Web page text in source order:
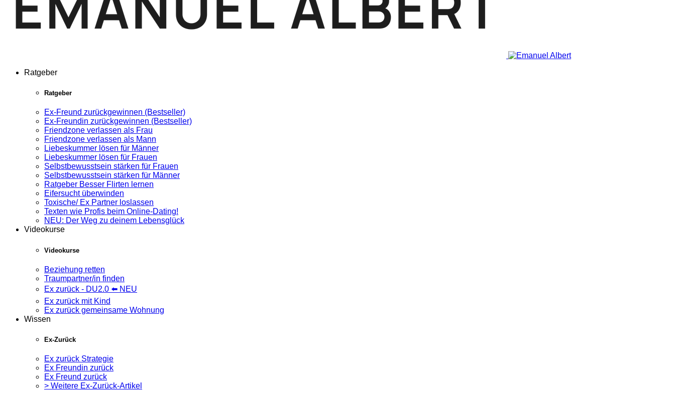
Ratgeber
Ratgeber
Ex-Freund zurückgewinnen (Bestseller)
Ex-Freundin zurückgewinnen (Bestseller)
Friendzone verlassen als Frau
Friendzone verlassen als Mann
Liebeskummer lösen für Männer
Liebeskummer lösen für Frauen
Selbstbewusstsein stärken für Frauen
Selbstbewusstsein stärken für Männer
Ratgeber Besser Flirten lernen
Eifersucht überwinden
Toxische/ Ex Partner loslassen
Texten wie Profis beim Online-Dating!
NEU: Der Weg zu deinem Lebensglück
Videokurse
Videokurse
Beziehung retten
Traumpartner/in finden
Ex zurück - DU2.0 ⬅️ NEU
Ex zurück mit Kind
Ex zurück gemeinsame Wohnung
Wissen
Ex-Zurück
Ex zurück Strategie
Ex Freundin zurück
Ex Freund zurück
> Weitere Ex-Zurück-Artikel